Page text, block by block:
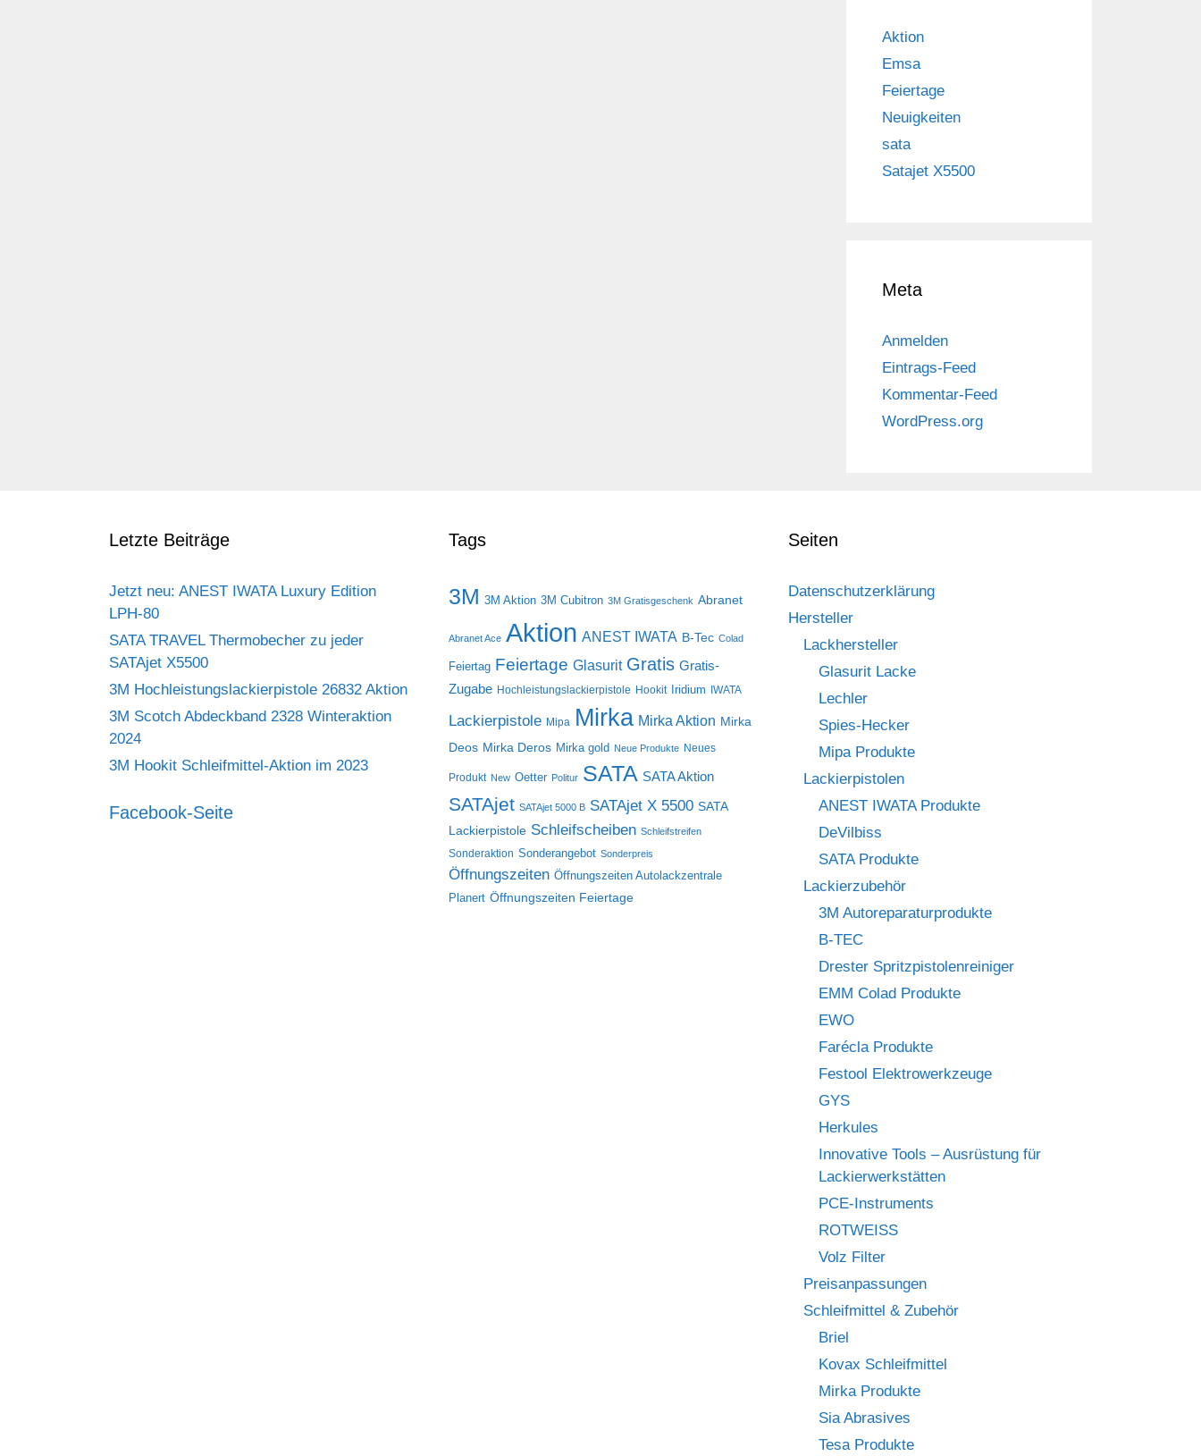
Aktion
Emsa
Feiertage
Neuigkeiten
sata
Satajet X5500
Meta
Anmelden
Eintrags-Feed
Kommentar-Feed
WordPress.org
Letzte Beiträge
Jetzt neu: ANEST IWATA Luxury Edition
LPH-80
SATA TRAVEL Thermobecher zu jeder
SATAjet X5500
3M Hochleistungslackierpistole 26832 Aktion
3M Scotch Abdeckband 2328 Winteraktion
2024
3M Hookit Schleifmittel-Aktion im 2023
Facebook-Seite
Tags
3M 3M Aktion 3M Cubitron 3M Gratisgeschenk Abranet
Abranet Ace Aktion ANEST IWATA B-Tec Colad
Feiertag Feiertage Glasurit Gratis Gratis-
Zugabe Hochleistungslackierpistole Hookit Iridium IWATA
Lackierpistole Mipa Mirka Mirka Aktion Mirka
Deos Mirka Deros Mirka gold Neue Produkte Neues
Produkt New Oetter Politur SATA SATA Aktion
SATAjet SATAjet 5000 B SATAjet X 5500 SATA
Lackierpistole Schleifscheiben Schleifstreifen
Sonderaktion Sonderangebot Sonderpreis
Öffnungszeiten Öffnungszeiten Autolackzentrale
Planert Öffnungszeiten Feiertage
Seiten
Datenschutzerklärung
Hersteller
Lackhersteller
Glasurit Lacke
Lechler
Spies-Hecker
Mipa Produkte
Lackierpistolen
ANEST IWATA Produkte
DeVilbiss
SATA Produkte
Lackierzubehör
3M Autoreparaturprodukte
B-TEC
Drester Spritzpistolenreiniger
EMM Colad Produkte
EWO
Farécla Produkte
Festool Elektrowerkzeuge
GYS
Herkules
Innovative Tools – Ausrüstung für
Lackierwerkstätten
PCE-Instruments
ROTWEISS
Volz Filter
Preisanpassungen
Schleifmittel & Zubehör
Briel
Kovax Schleifmittel
Mirka Produkte
Sia Abrasives
Tesa Produkte